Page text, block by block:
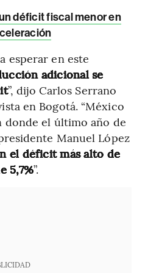
déficit fiscal menor en
esperar en este
adicional se
”, dijo Carlos Serrano
en Bogotá. “México
donde el último año de
Manuel López
el déficit más alto de
5,7%”.